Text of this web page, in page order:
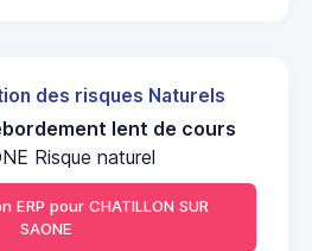
des risques Naturels
lent de cours
Risque naturel
ERP pour CHATILLON SUR
SAONE